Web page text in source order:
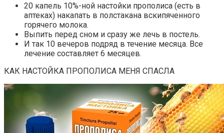
20 капель 10%-ной настойки прополиса (есть в
аптеках) накапать в полстакана вскипяченного
горячего молока.
Выпить перед сном и сразу же лечь в постель.
И так 10 вечеров подряд в течение месяца. Все
лечение составляет 6 месяцев.
КАК НАСТОЙКА ПРОПОЛИСА МЕНЯ СПАСЛА